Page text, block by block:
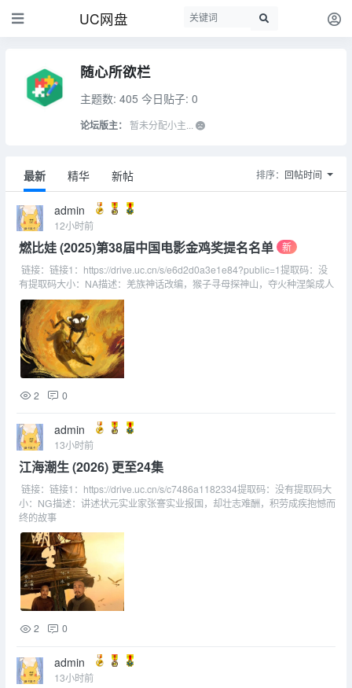
UC网盘
随心所欲栏
主题数: 405 今日贴子: 0
论坛版主： 暂未分配小主...
最新 精华 新帖 排序： 回帖时间
admin
12小时前
燃比娃 (2025)第38届中国电影金鸡奖提名名单
新
链接：链接1：https://drive.uc.cn/s/e6d2d0a3e1e84?public=1提取码：没
有提取码大小：NA描述：羌族神话改编，猴子寻母探神山，夺火种涅槃成人
2 0
admin
13小时前
江海潮生 (2026) 更至24集
链接：链接1：https://drive.uc.cn/s/c7486a1182334提取码：没有提取码大
小：NG描述：讲述状元实业家张謇实业报国，却壮志难酬，积劳成疾抱憾而
终的故事
2 0
admin
13小时前